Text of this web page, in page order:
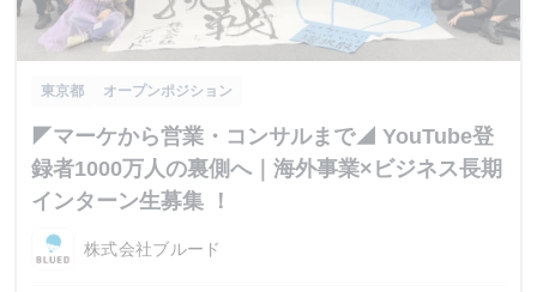
東京都 オープンポジション
◤マーケから営業・コンサルまで◢ YouTube登
録者1000万人の裏側へ｜海外事業×ビジネス長期
インターン生募集 ！
株式会社ブルード